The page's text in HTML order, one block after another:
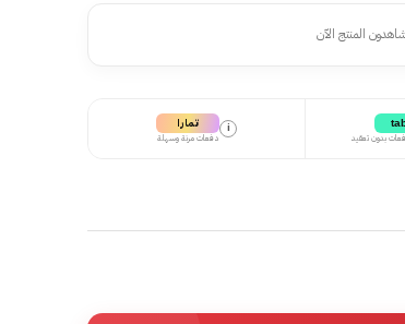
المنتج الآن
i تمارا
دفعات مرنة وسهلة